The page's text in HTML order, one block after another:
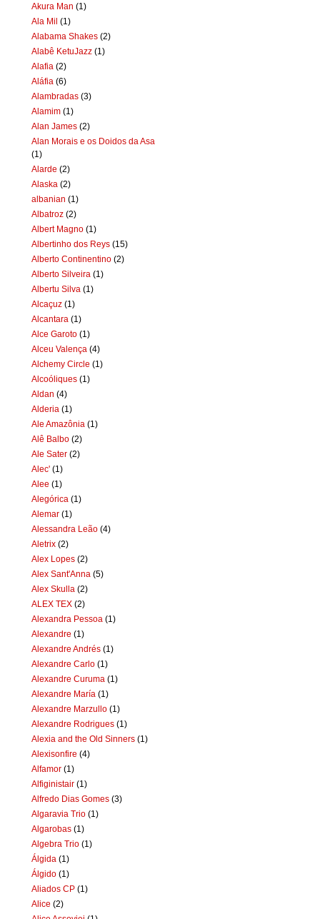
Akura Man (1)
Ala Mil (1)
Alabama Shakes (2)
Alabê KetuJazz (1)
Alafia (2)
Aláfia (6)
Alambradas (3)
Alamim (1)
Alan James (2)
Alan Morais e os Doidos da Asa
(1)
Alarde (2)
Alaska (2)
albanian (1)
Albatroz (2)
Albert Magno (1)
Albertinho dos Reys (15)
Alberto Continentino (2)
Alberto Silveira (1)
Albertu Silva (1)
Alcaçuz (1)
Alcantara (1)
Alce Garoto (1)
Alceu Valença (4)
Alchemy Circle (1)
Alcoóliques (1)
Aldan (4)
Alderia (1)
Ale Amazônia (1)
Alê Balbo (2)
Ale Sater (2)
Alec' (1)
Alee (1)
Alegórica (1)
Alemar (1)
Alessandra Leão (4)
Aletrix (2)
Alex Lopes (2)
Alex Sant'Anna (5)
Alex Skulla (2)
ALEX TEX (2)
Alexandra Pessoa (1)
Alexandre (1)
Alexandre Andrés (1)
Alexandre Carlo (1)
Alexandre Curuma (1)
Alexandre María (1)
Alexandre Marzullo (1)
Alexandre Rodrigues (1)
Alexia and the Old Sinners (1)
Alexisonfire (4)
Alfamor (1)
Alfiginistair (1)
Alfredo Dias Gomes (3)
Algaravia Trio (1)
Algarobas (1)
Algebra Trio (1)
Álgida (1)
Álgido (1)
Aliados CP (1)
Alice (2)